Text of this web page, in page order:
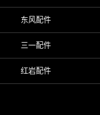
东风配件
三一配件
红岩配件